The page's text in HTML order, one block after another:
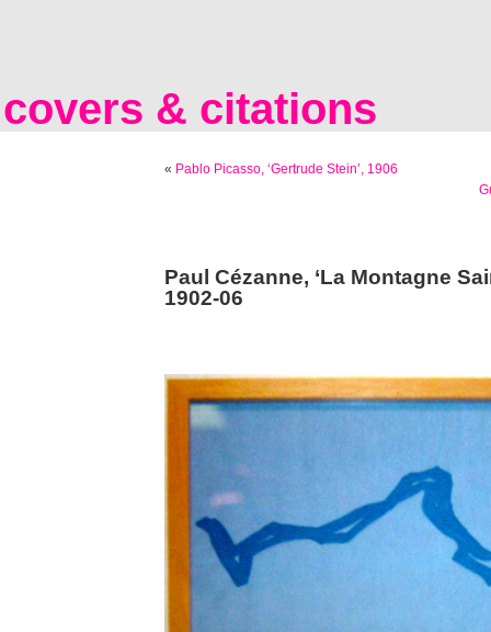
covers & citations
« Pablo Picasso, ‘Gertrude Stein’, 1906
Paul Cézanne, ‘La Montagne
1902-06